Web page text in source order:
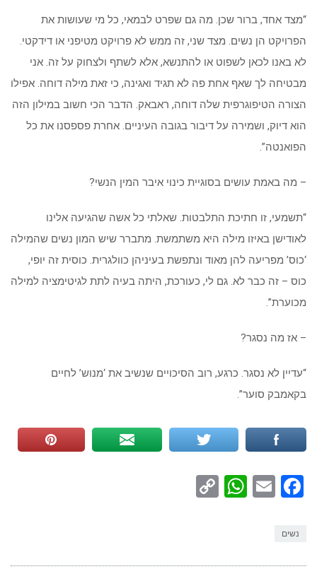
“מצד אחד, ברור שכן. מה גם שפרט לבמאי, כל מי שעושות את
הפרויקט הן נשים. מצד שני, זה ממש לא פרויקט מטיפני או דידקטי.
לא באנו לכאן לשפוט או להתנשא, אלא לשתף ולצחוק על זה. אני
מבטיחה לך שאף אחת פה לא תגיד ואגינה, כי זאת מילה דוחה. אפילו
הצורה הטיפוגרפית שלה דוחה, ראבאק. הדבר הכי חשוב במילון הזה
הוא דיוק, ושמירה על דיבור בגובה העיניים. אחרת פספסנו את כל
הפואנטה”.
– מה באמת עושים בסוגיית כינוי איבר המין הנשי?
“תשמעי, זו חתיכת התלבטות. שאלתי כל אשה שהגיעה אלינו
לאודישן באיזו מילה היא משתמשת. מתברר שיש המון נשים שהמילה
‘כוס’ מפריעה להן מאוד ונתפשת בעיניהן כוולגרית. כוסית זה יופי,
כוס – זה כבר לא. גם לי, כעורכת, היתה בעיה לתת לגיטימציה למילה
מכוערת”.
– אז מה נסגר?
“עדיין לא נסגר. כרגע, רוב הסיכויים שנשיב את ‘מנוש’ לחיים
בקאמבק סוער”.
Facebook
Email
WhatsApp
נשים